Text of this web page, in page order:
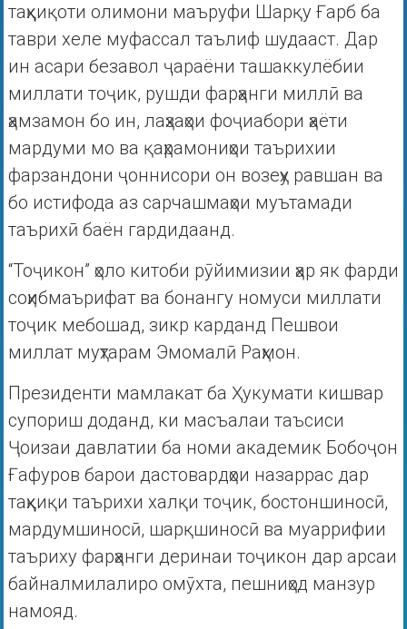
таҳқиқоти олимони маъруфи Шарқу Ғарб ба
таври хеле муфассал таълиф шудааст. Дар
ин асари безавол ҷараёни ташаккулёбии
миллати тоҷик, рушди фарҳанги миллӣ ва
ҳамзамон бо ин, лаҳзаҳои фоҷиабори ҳаёти
мардуми мо ва қаҳрамониҳои таърихии
фарзандони ҷоннисори он возеҳу равшан ва
бо истифода аз сарчашмаҳои муътамади
таърихӣ баён гардидаанд.
“Тоҷикон” ҳоло китоби рӯйимизии ҳар як фарди
соҳибмаърифат ва бонангу номуси миллати
тоҷик мебошад, зикр карданд Пешвои
миллат муҳтарам Эмомалӣ Раҳмон.
Президенти мамлакат ба Ҳукумати кишвар
супориш доданд, ки масъалаи таъсиси
Ҷоизаи давлатии ба номи академик Бобоҷон
Ғафуров барои дастовардҳои назаррас дар
таҳқиқи таърихи халқи тоҷик, бостоншиносӣ,
мардумшиносӣ, шарқшиносӣ ва муаррифии
таъриху фарҳанги деринаи тоҷикон дар арсаи
байналмилалиро омӯхта, пешниҳод манзур
намояд.